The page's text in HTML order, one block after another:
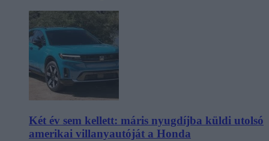
Két év sem kellett: máris nyugdíjba küldi utolsó
amerikai villanyautóját a Honda